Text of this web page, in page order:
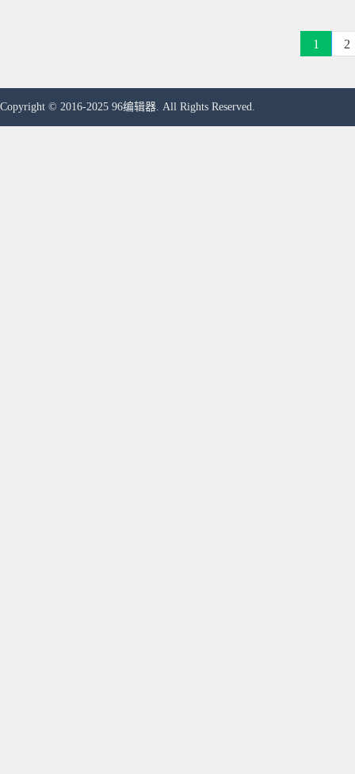
1 2
Copyright © 2016-2025 96编辑器. All Rights Reserved.